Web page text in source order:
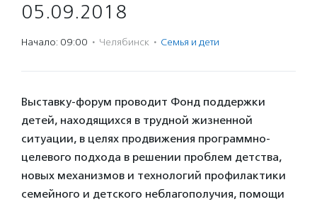
05.09.2018
Начало: 09:00 · Челябинск · Семья и дети
Выставку-форум проводит Фонд поддержки
детей, находящихся в трудной жизненной
ситуации, в целях продвижения программно-
целевого подхода в решении проблем детства,
новых механизмов и технологий профилактики
семейного и детского неблагополучия, помощи